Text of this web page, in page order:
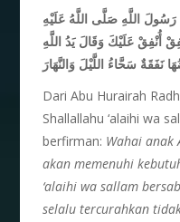
اللَّهِ صَلَّى اللَّهُ عَلَيْهِ
أُنْفِقْ عَلَيْكَ وَقَالَ يَدُ اللَّهِ
نَفَقَةٌ سَحَّاءُ اللَّيْلَ وَالنَّهَارَ
Dari Abu Hurairah
Shallallahu ‘alaihi wa
berfirman: Wahai anak
akan memenuhi
‘alaihi wa sallam
selalu tercurahkan